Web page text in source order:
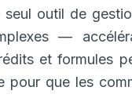
outil de
—
et formules
pour que les